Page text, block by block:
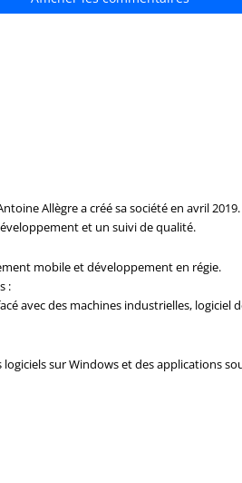
Allègre a créé sa société en avril
et un suivi de qualité.
mobile et développement en régie.
:
avec des machines industrielles, logiciel
sur Windows et des applications